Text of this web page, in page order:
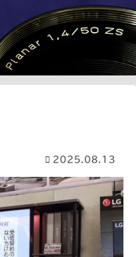
2025.08.13